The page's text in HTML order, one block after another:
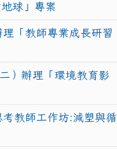
球」專案
「教師專業成長研習
）辦理「環境教育影
教師工作坊:減塑與循